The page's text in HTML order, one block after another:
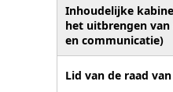
Inhoudelijke
het uitbrengen
en communicatie)
Lid van de raad